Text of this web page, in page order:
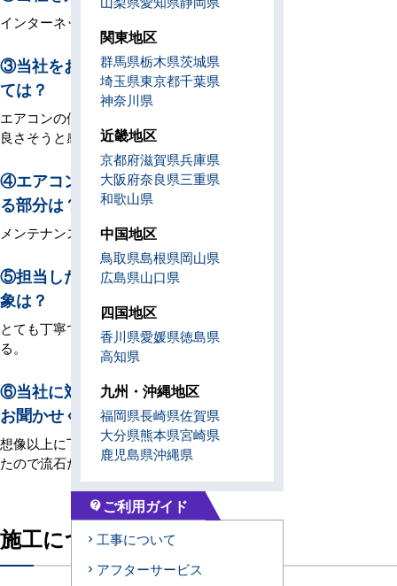
インターネット検索。
③当社をお選びいただいた決め
ては？
エアコンの価格とアフターサービスが
良さそうと感じたため。
④エアコンについて重視してい
る部分は？
メンテナンスのしやすさ。
⑤担当した営業・現場担当の印
象は？
とても丁寧で親身になって考えてくれ
る。
⑥当社に対する感想やご意見を
お聞かせください
想像以上に丁寧且つ早く工事が終わっ
たので流石だなと思いました。
施工について
関東地区
群馬県栃木県茨城県
埼玉県東京都千葉県
神奈川県
近畿地区
京都府滋賀県兵庫県
大阪府奈良県三重県
和歌山県
中国地区
鳥取県島根県岡山県
広島県山口県
四国地区
香川県愛媛県徳島県
高知県
九州・沖縄地区
福岡県長崎県佐賀県
大分県熊本県宮崎県
鹿児島県沖縄県
contact_support ご利用ガイド
工事について
アフターサービス